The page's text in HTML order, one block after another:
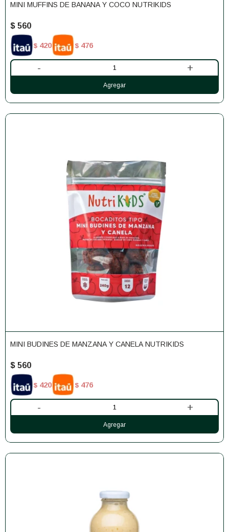
MINI MUFFINS DE BANANA Y COCO NUTRIKIDS
$ 560
$ 420 $ 476
- +
MINI BUDINES DE MANZANA Y CANELA NUTRIKIDS
$ 560
$ 420 $ 476
- +